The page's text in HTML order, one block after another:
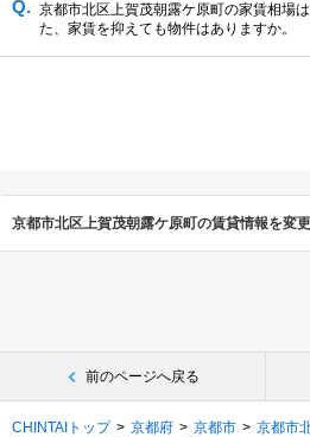
京都市北区上賀茂朝露ケ原町の家賃相場
た、家賃を抑えても物件はありますか。
京都市北区上賀茂朝露ケ原町の賃貸情報を変
前のページへ戻る
CHINTAIトップ 京都府 京都市 京都市